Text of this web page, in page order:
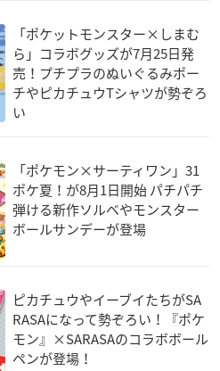
「ポケットモンスター×しまむ
ら」コラボグッズが7月25日発
売！プチプラのぬいぐるみポー
チやピカチュウTシャツが勢ぞろ
い
「ポケモン×サーティワン」31
ポケ夏！が8月1日開始 パチパチ
弾ける新作ソルベやモンスター
ボールサンデーが登場
ピカチュウやイーブイたちがSA
RASAになって勢ぞろい！『ポケ
モン』×SARASAのコラボボール
ペンが登場！